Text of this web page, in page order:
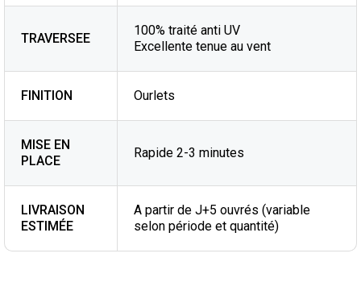
TRAVERSEE
100% traité anti UV
Excellente tenue au vent
FINITION Ourlets
MISE EN
PLACE
Rapide 2-3 minutes
LIVRAISON
ESTIMÉE
A partir de J+5 ouvrés (variable
selon période et quantité)